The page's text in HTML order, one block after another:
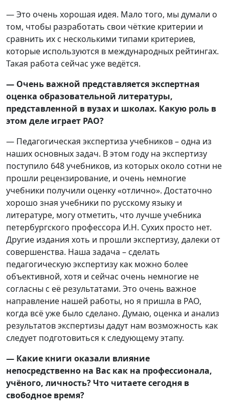
— Это очень хорошая идея. Мало того, мы думали о
том, чтобы разработать свои чёткие критерии и
сравнить их с несколькими типами критериев,
которые используются в международных рейтингах.
Такая работа сейчас уже ведётся.
— Очень важной представляется экспертная
оценка образовательной литературы,
представленной в вузах и школах. Какую роль в
этом деле играет РАО?
— Педагогическая экспертиза учебников – одна из
наших основных задач. В этом году на экспертизу
поступило 648 учебников, из которых около сотни не
прошли рецензирование, и очень немногие
учебники получили оценку «отлично». Достаточно
хорошо зная учебники по русскому языку и
литературе, могу отметить, что лучше учебника
петербургского профессора И.Н. Сухих просто нет.
Другие издания хоть и прошли экспертизу, далеки от
совершенства. Наша задача – сделать
педагогическую экспертизу как можно более
объективной, хотя и сейчас очень немногие не
согласны с её результатами. Это очень важное
направление нашей работы, но я пришла в РАО,
когда всё уже было сделано. Думаю, оценка и анализ
результатов экспертизы дадут нам возможность как
следует подготовиться к следующему этапу.
— Какие книги оказали влияние
непосредственно на Вас как на профессионала,
учёного, личность? Что читаете сегодня в
свободное время?